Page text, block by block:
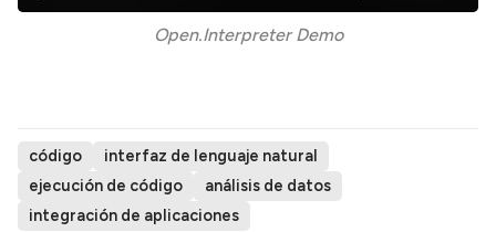
Open.Interpreter Demo
código
interfaz de lenguaje natural
ejecución de código
análisis de datos
integración de aplicaciones